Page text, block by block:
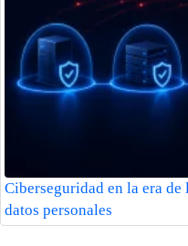
Ciberseguridad en la era
datos personales